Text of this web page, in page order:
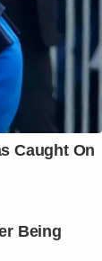
Caught On
Being